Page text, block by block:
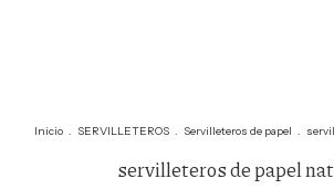
Inicio . SERVILLETEROS . Servilleteros de papel .
servilleteros de papel